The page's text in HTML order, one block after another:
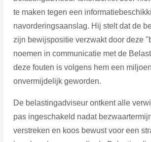
te maken tegen een
navorderingsaanslag. Hij stelt dat de
zijn bewijspositie verzwakt door deze
noemen in communicatie met de
deze fouten is volgens hem een
onvermijdelijk geworden.
De belastingadviseur ontkent alle
pas ingeschakeld nadat
verstreken en koos bewust voor een